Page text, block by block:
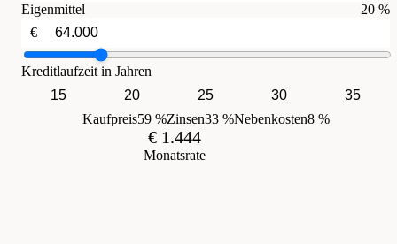
Eigenmittel
20 %
€
Kreditlaufzeit in Jahren
15
20 25 30
35
Kaufpreis59 %Zinsen33 %Nebenkosten8 %
€ 1.444
Monatsrate